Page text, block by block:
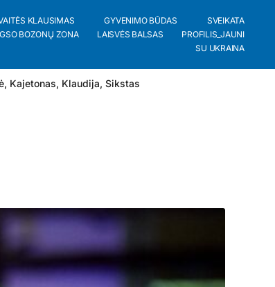
KLAUSIMAS GYVENIMO BŪDAS
SVEIKATA
BOZONŲ ZONA LAISVĖS BALSAS
PROFILIS_JAUNI
SU UKRAINA
, Kajetonas, Klaudija, Sikstas